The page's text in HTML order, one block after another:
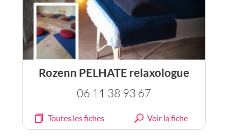
Rozenn PELHATE relaxologue
06 11 38 93 67
Toutes les fiches Voir la fiche